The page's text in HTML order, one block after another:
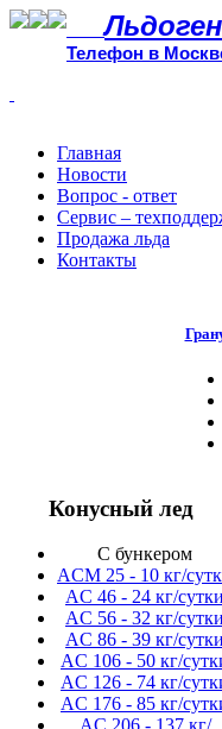
Телефон в
Главная
Новости
Вопрос - ответ
Сервис –
Продажа льда
Контакты
Конусный лед
С бункером
ACM 25 - 10 кг/
AC 46 - 24 кг/сутки
AC 56 - 32 кг/сутки
AC 86 - 39 кг/сутки
AC 106 - 50 кг/
AC 126 - 74 кг/
AC 176 - 85 кг/